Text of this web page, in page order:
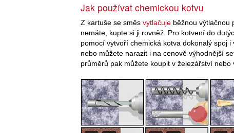
Jak používat chemickou kotvu
Z kartuše se směs vytlačuje běžnou výtlačnou
nemáte, kupte si ji rovněž. Pro kotvení do
pomocí vytvoří chemická kotva dokonalý spoj
nebo můžete narazit i na cenově výhodnější
průměrů pak můžete koupit v železářství